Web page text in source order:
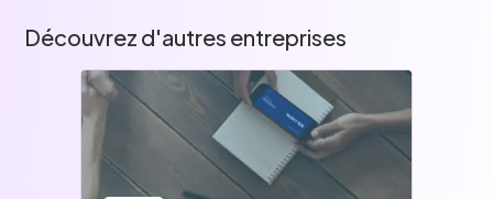
Découvrez d'autres entreprises